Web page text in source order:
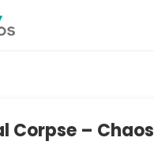
Corpse – Chaos